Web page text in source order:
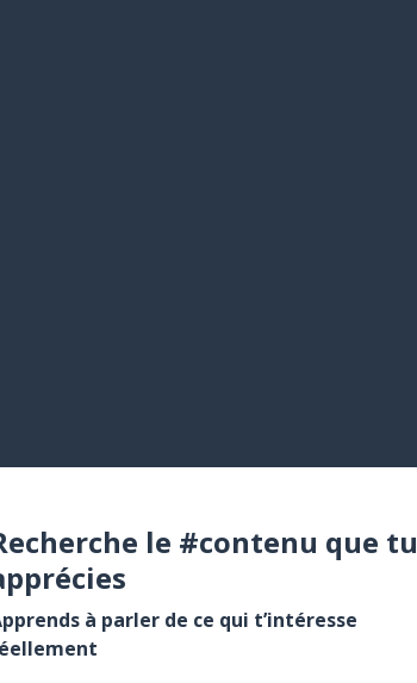
le #contenu que tu
à parler de ce qui t’intéresse